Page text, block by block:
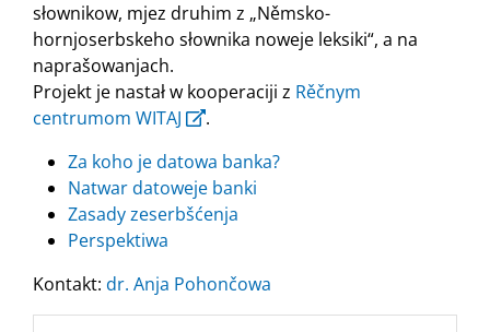
słownikow, mjez druhim z „Němsko-
hornjoserbskeho słownika noweje leksiki“, a na
naprašowanjach.
Projekt je nastał w kooperaciji z Rěčnym
centrumom WITAJ
.
Za koho je datowa banka?
Natwar datoweje banki
Zasady zeserbšćenja
Perspektiwa
Kontakt: dr. Anja Pohončowa